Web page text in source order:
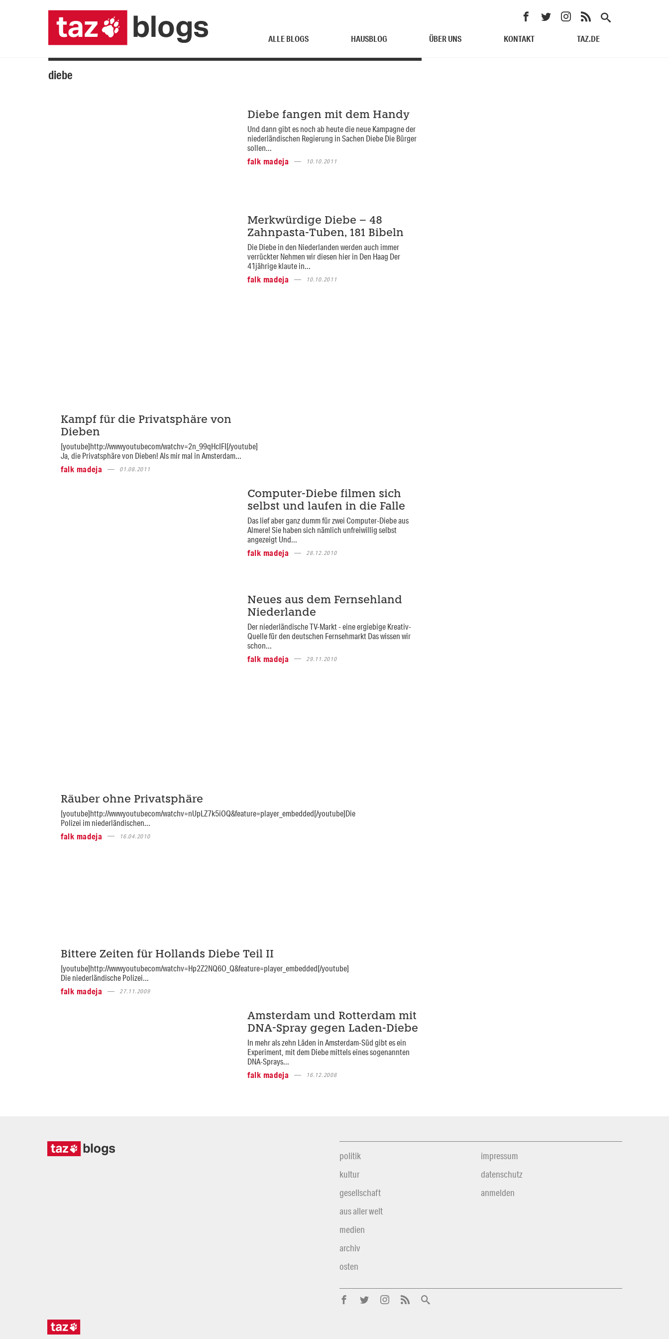
ALLE BLOGS HAUSBLOG ÜBER UNS KONTAKT TAZ.DE
diebe
Diebe fangen mit dem Handy
Und dann gibt es noch ab heute die neue Kampagne der
niederländischen Regierung in Sachen Diebe Die Bürger
sollen...
falk madeja
10.10.2011
Merkwürdige Diebe – 48
Zahnpasta-Tuben, 181 Bibeln
Die Diebe in den Niederlanden werden auch immer
verrückter Nehmen wir diesen hier in Den Haag Der
41jährige klaute in...
falk madeja
10.10.2011
Kampf für die Privatsphäre von
Dieben
[youtube]http://wwwyoutubecom/watchv=2n_99qHcIFI[/youtube]
Ja, die Privatsphäre von Dieben! Als mir mal in Amsterdam...
falk madeja
01.08.2011
Computer-Diebe filmen sich
selbst und laufen in die Falle
Das lief aber ganz dumm für zwei Computer-Diebe aus
Almere! Sie haben sich nämlich unfreiwillig selbst
angezeigt Und...
falk madeja
28.12.2010
Neues aus dem Fernsehland
Niederlande
Der niederländische TV-Markt - eine ergiebige Kreativ-
Quelle für den deutschen Fernsehmarkt Das wissen wir
schon...
falk madeja
29.11.2010
Räuber ohne Privatsphäre
[youtube]http://wwwyoutubecom/watchv=nUpLZ7k5iOQ&feature=player_embedded[/youtube]Die
Polizei im niederländischen...
falk madeja
16.04.2010
Bittere Zeiten für Hollands Diebe Teil II
[youtube]http://wwwyoutubecom/watchv=Hp2Z2NQ6O_Q&feature=player_embedded[/youtube]
Die niederländische Polizei...
falk madeja
27.11.2009
Amsterdam und Rotterdam mit
DNA-Spray gegen Laden-Diebe
In mehr als zehn Läden in Amsterdam-Süd gibt es ein
Experiment, mit dem Diebe mittels eines sogenannten
DNA-Sprays...
falk madeja
16.12.2008
politik
kultur
gesellschaft
aus aller welt
medien
archiv
osten
impressum
datenschutz
anmelden